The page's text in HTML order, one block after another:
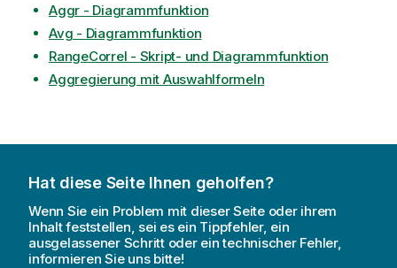
Aggr - Diagrammfunktion
Avg - Diagrammfunktion
RangeCorrel - Skript- und Diagrammfunktion
Aggregierung mit Auswahlformeln
Hat diese Seite Ihnen geholfen?
Wenn Sie ein Problem mit dieser Seite oder ihrem
Inhalt feststellen, sei es ein Tippfehler, ein
ausgelassener Schritt oder ein technischer Fehler,
informieren Sie uns bitte!